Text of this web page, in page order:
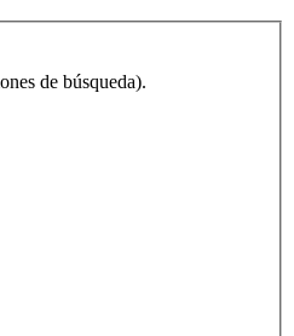
de búsqueda).